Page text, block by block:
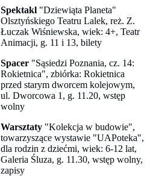
Spektakl "Dziewiąta Planeta"
Olsztyńskiego Teatru Lalek, reż. Z.
Łuczak Wiśniewska, wiek: 4+, Teatr
Animacji, g. 11 i 13, bilety
Spacer "Sąsiedzi Poznania, cz. 14:
Rokietnica", zbiórka: Rokietnica
przed starym dworcem kolejowym,
ul. Dworcowa 1, g. 11.20, wstęp
wolny
Warsztaty "Kolekcja w budowie",
towarzyszące wystawie "UAPoteka",
dla rodzin z dziećmi, wiek: 6-12 lat,
Galeria Śluza, g. 11.30, wstęp wolny,
zapisy